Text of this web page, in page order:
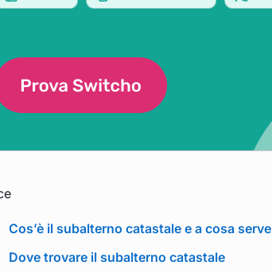
Cos’è il subalterno catastale e a cosa serve
Dove trovare il subalterno catastale